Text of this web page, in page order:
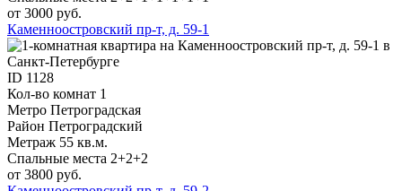
от 3000 руб.
Каменноостровский пр-т, д. 59-1
ID 1128
Кол-во комнат 1
Метро Петроградская
Район Петроградский
Метраж 55 кв.м.
Спальные места 2+2+2
от 3800 руб.